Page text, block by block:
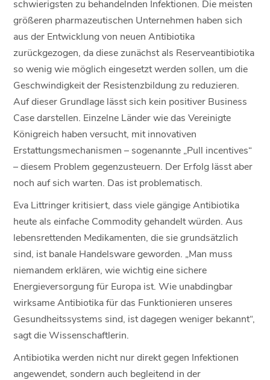
schwierigsten zu behandelnden Infektionen. Die meisten
größeren pharmazeutischen Unternehmen haben sich
aus der Entwicklung von neuen Antibiotika
zurückgezogen, da diese zunächst als Reserveantibiotika
so wenig wie möglich eingesetzt werden sollen, um die
Geschwindigkeit der Resistenzbildung zu reduzieren.
Auf dieser Grundlage lässt sich kein positiver Business
Case darstellen. Einzelne Länder wie das Vereinigte
Königreich haben versucht, mit innovativen
Erstattungsmechanismen – sogenannte „Pull incentives“
– diesem Problem gegenzusteuern. Der Erfolg lässt aber
noch auf sich warten. Das ist problematisch.
Eva Littringer kritisiert, dass viele gängige Antibiotika
heute als einfache Commodity gehandelt würden. Aus
lebensrettenden Medikamenten, die sie grundsätzlich
sind, ist banale Handelsware geworden. „Man muss
niemandem erklären, wie wichtig eine sichere
Energieversorgung für Europa ist. Wie unabdingbar
wirksame Antibiotika für das Funktionieren unseres
Gesundheitssystems sind, ist dagegen weniger bekannt“,
sagt die Wissenschaftlerin.
Antibiotika werden nicht nur direkt gegen Infektionen
angewendet, sondern auch begleitend in der